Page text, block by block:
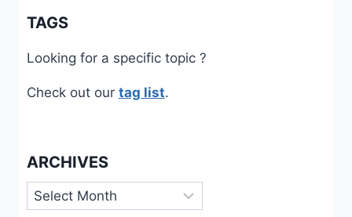
TAGS
Looking for a specific topic ?
Check out our tag list.
ARCHIVES
Archives